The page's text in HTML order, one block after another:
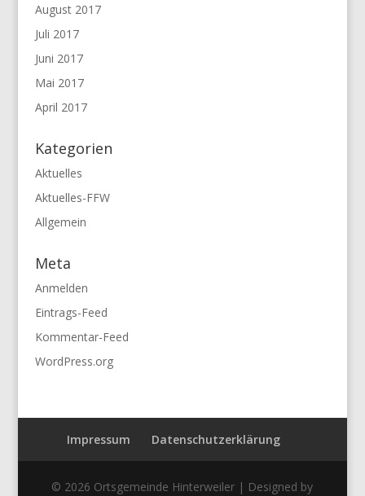
August 2017
Juli 2017
Juni 2017
Mai 2017
April 2017
Kategorien
Aktuelles
Aktuelles-FFW
Allgemein
Meta
Anmelden
Eintrags-Feed
Kommentar-Feed
WordPress.org
Impressum Datenschutzerklärung
© 2026 Ortsgemeinde Hinterweiler | Designed by